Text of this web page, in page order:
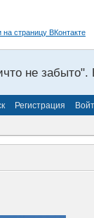
не
Регистрация